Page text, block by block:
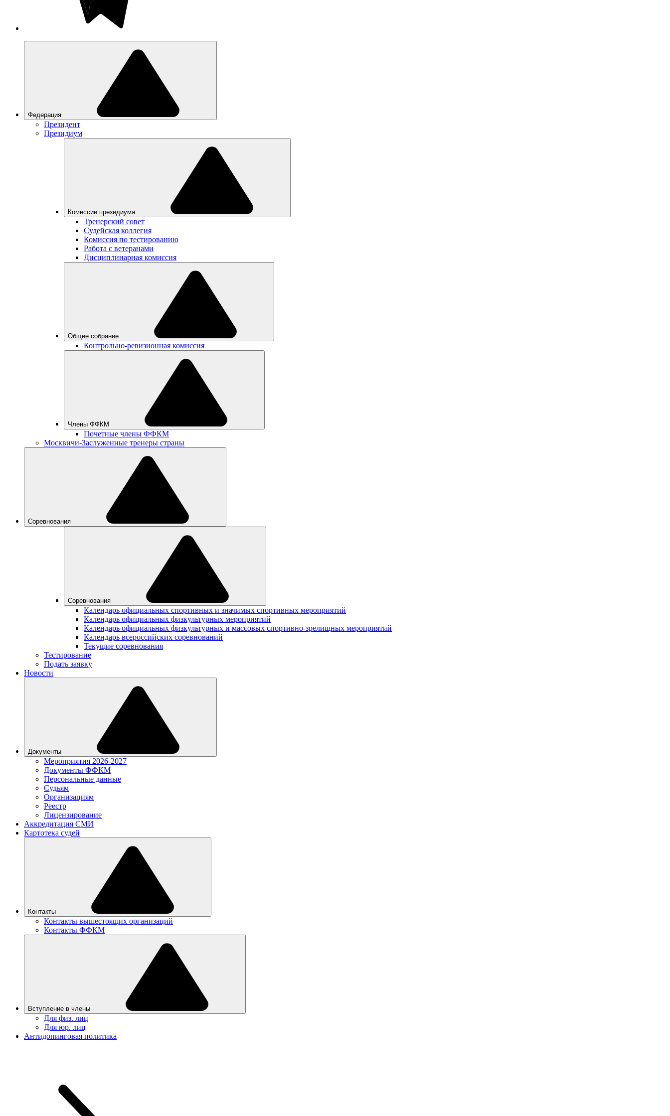
Федерация
Президент
Президиум
Комиссии президиума
Тренерский совет
Судейская коллегия
Комиссия по тестированию
Работа с ветеранами
Дисциплинарная комиссия
Общее собрание
Контрольно-ревизионная комиссия
Члены ФФКМ
Почетные члены ФФКМ
Москвичи-Заслуженные тренеры страны
Соревнования
Соревнования
Календарь официальных спортивных и значимых спортивных мероприятий
Календарь официальных физкультурных мероприятий
Календарь официальных физкультурных и массовых спортивно-зрелищных мероприятий
Календарь всероссийских соревнований
Текущие соревнования
Тестирование
Подать заявку
Новости
Документы
Мероприятия 2026-2027
Документы ФФКМ
Персональные данные
Судьям
Организациям
Реестр
Лицензирование
Аккредитация СМИ
Картотека судей
Контакты
Контакты вышестоящих организаций
Контакты ФФКМ
Вступление в члены
Для физ. лиц
Для юр. лиц
Антидопинговая политика